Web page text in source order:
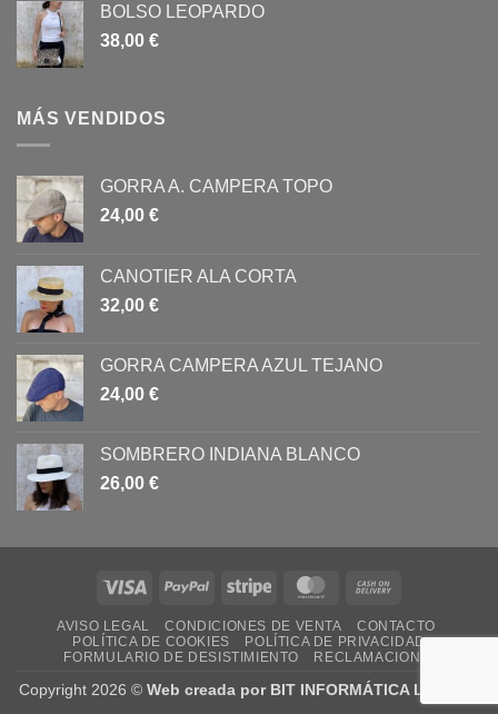
BOLSO LEOPARDO
38,00 €
MÁS VENDIDOS
GORRA A. CAMPERA TOPO
24,00 €
CANOTIER ALA CORTA
32,00 €
GORRA CAMPERA AZUL TEJANO
24,00 €
SOMBRERO INDIANA BLANCO
26,00 €
Visa PayPal Stripe MasterCard
Delivery
AVISO LEGAL CONDICIONES DE VENTA
CONTACTO
POLÍTICA DE COOKIES
POLÍTICA DE PRIVACIDAD
FORMULARIO DE DESISTIMIENTO
RECLAMACIONES
Copyright 2026 © Web creada por BIT INFORMÁTICA LODOSA